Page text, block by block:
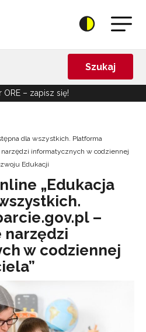
Szukaj
ORE – zapisz się!
dla wszystkich. Platforma
informatycznych w codziennej
Edukacji
„Edukacja
–
narzędzi
w codziennej